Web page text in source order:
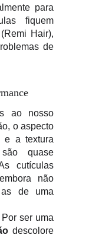
para
fiquem
Hair),
de
ao nosso
o aspecto
e a textura
quase
cutículas
não
de uma
Por ser uma
descolore